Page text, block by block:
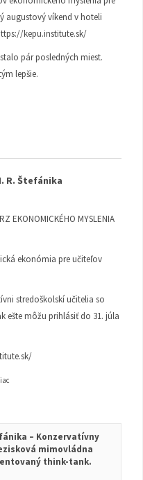
augustový víkend v hoteli
kepu.institute.sk/
pár posledných miest.
lepšie.
R. Štefánika
EKONOMICKÉHO MYSLENIA
ekonómia pre učiteľov
stredoškolskí učitelia so
ešte môžu prihlásiť do 31. júla
– Konzervatívny
mimovládna
think-tank.